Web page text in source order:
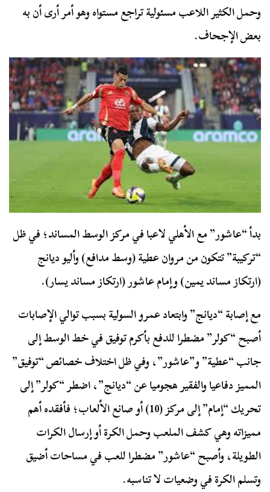
وحمل الكثير اللاعب مسئولية تراجع مستواه وهو أمر أرى أن به
بعض الإجحاف.
بدأ “عاشور” مع الأهلي لاعبا في مركز الوسط المساند؛ في ظل
“تركيبة” تتكون من مروان عطية (وسط مدافع) وأليو ديانج
(ارتكاز مساند يمين) وإمام عاشور (ارتكاز مساند يسار).
مع إصابة “ديانج” وابتعاد عمرو السولية بسبب توالي الإصابات
أصبح “كولر” مضطرا للدفع بأكرم توفيق في خط الوسط إلى
جانب “عطية” و”عاشور”، وفي ظل اختلاف خصائص “توفيق”
المميز دفاعيا والفقير هجوميا عن “ديانج”، اضطر “كولر” إلى
تحريك “إمام” إلى مركز (10) أو صانع الألعاب؛ فأفقده أهم
مميزاته وهي كشف الملعب وحمل الكرة أو إرسال الكرات
الطويلة، وأصبح “عاشور” مضطرا للعب في مساحات أضيق
وتسلم الكرة في وضعيات لا تناسبه.